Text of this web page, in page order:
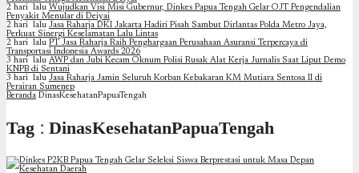
2 hari lalu Wujudkan Visi Misi Gubernur, Dinkes Papua Tengah Gelar OJT Pengendalian
Penyakit Menular di Deiyai
2 hari lalu Jasa Raharja DKI Jakarta Hadiri Pisah Sambut Dirlantas Polda Metro Jaya,
Perkuat Sinergi Keselamatan Lalu Lintas
2 hari lalu PT Jasa Raharja Raih Penghargaan Perusahaan Asuransi Terpercaya di
Transportasi Indonesia Awards 2026
3 hari lalu AWP dan Jubi Kecam Oknum Polisi Rusak Alat Kerja Jurnalis Saat Liput Demo
KNPB di Sentani
3 hari lalu Jasa Raharja Jamin Seluruh Korban Kebakaran KM Mutiara Sentosa II di
Perairan Sumenep
Beranda DinasKesehatanPapuaTengah
Tag : DinasKesehatanPapuaTengah